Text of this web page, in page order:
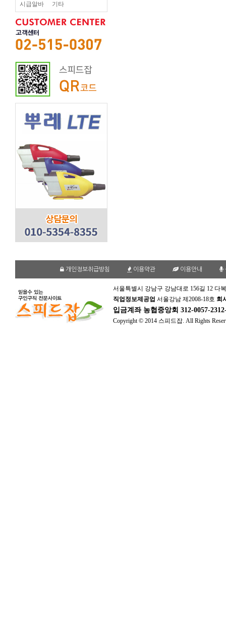
시급알바 기타
개인정보취급방침 이용약관 이용안내
서울특별시 강남구 강남대로 156길 12 다
직업정보제공업 서울강남 제2008-18호 회
입금계좌 농협중앙회 312-0057-
Copyright © 2014 스피드잡. All Rights